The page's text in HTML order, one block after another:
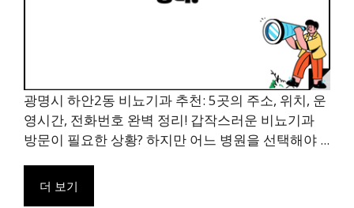
광명시 하안2동 비뇨기과 추천: 5곳의 주소, 위치, 운
영시간, 전화번호 완벽 정리! 갑작스러운 비뇨기과
방문이 필요한 상황? 하지만 어느 병원을 선택해야 ...
더 보기